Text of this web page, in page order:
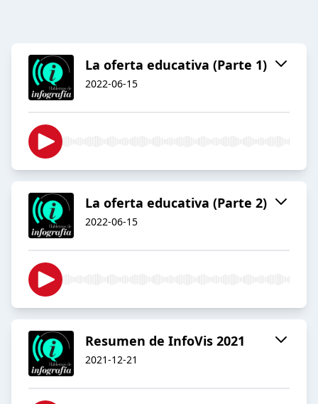
La oferta educativa (Parte 1)
2022-06-15
La oferta educativa (Parte 2)
2022-06-15
Resumen de InfoVis 2021
2021-12-21